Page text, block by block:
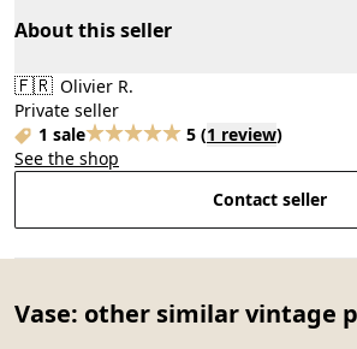
About this seller
🇫🇷 Olivier R.
Private seller
1 sale
5 (1 review)
See the shop
Contact seller
Vase: other similar vintage